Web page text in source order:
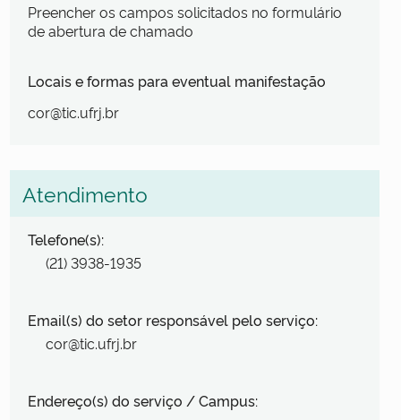
Preencher os campos solicitados no formulário
de abertura de chamado
Locais e formas para eventual manifestação
cor@tic.ufrj.br
Atendimento
Telefone(s):
(21) 3938-1935
Email(s) do setor responsável pelo serviço:
cor@tic.ufrj.br
Endereço(s) do serviço / Campus: